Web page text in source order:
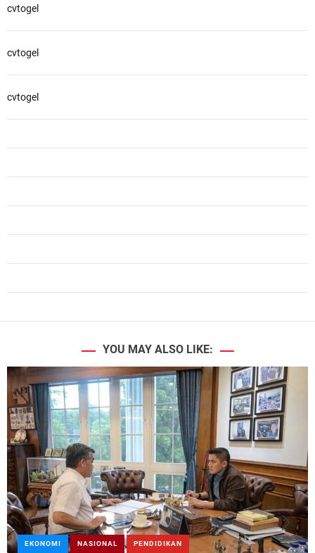
cvtogel
cvtogel
cvtogel
YOU MAY ALSO LIKE:
EKONOMI NASIONAL PENDIDIKAN